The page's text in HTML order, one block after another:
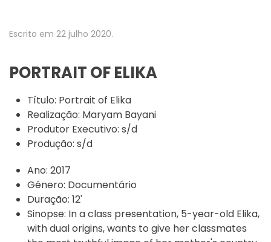
Escrito em 22 julho 2020.
PORTRAIT OF ELIKA
Título: Portrait of Elika
Realização: Maryam Bayani
Produtor Executivo: s/d
Produção: s/d
Ano: 2017
Género: Documentário
Duração: 12'
Sinopse: In a class presentation, 5-year-old Elika,
with dual origins, wants to give her classmates